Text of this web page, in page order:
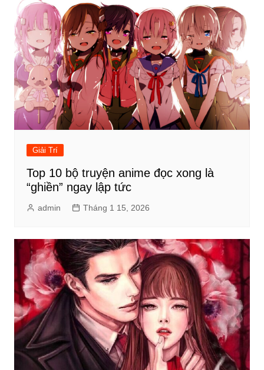
Giải Trí
Top 10 bộ truyện anime đọc xong là
“ghiền” ngay lập tức
admin Tháng 1 15, 2026